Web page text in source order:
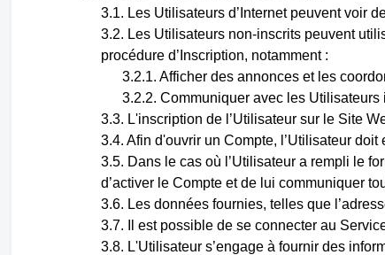
Les Utilisateurs d’Internet peuvent voir
Les Utilisateurs non-inscrits peuvent
procédure d’Inscription, notamment :
Afficher des annonces et les
Communiquer avec les
L'inscription de l’Utilisateur sur le Site
Afin d'ouvrir un Compte, l’Utilisateur
Dans le cas où l’Utilisateur a rempli le
d’activer le Compte et de lui communiquer
Les données fournies, tellesque
Il est possible de se connecter au
L'Utilisateur s’engage à fournir des